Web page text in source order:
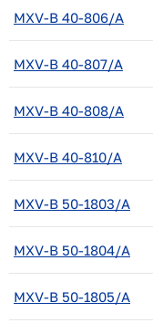
MXV-B 40-806/A
MXV-B 40-807/A
MXV-B 40-808/A
MXV-B 40-810/A
MXV-B 50-1803/A
MXV-B 50-1804/A
MXV-B 50-1805/A